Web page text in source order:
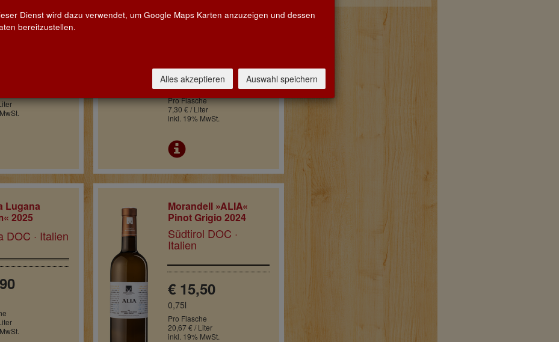
EG-Öko-Verordnung:
KontrollNr: DE-BW-037-89114-H
d'Abruzzo
Venezie DOC ·
€ 21,90
3l
Pro Flasche
7,30 € / Liter
inkl. 19% MwSt.
Lugana
2025
DOC · Italien
Morandell »ALIA«
Pinot Grigio 2024
Südtirol DOC ·
Italien
€ 15,50
0,75l
Pro Flasche
20,67 € / Liter
inkl. 19% MwSt.
Dienst wird dazu verwendet, um Google Maps Karten anzuzeigen und dessen
bereitzustellen.
Alles akzeptieren Auswahl speichern